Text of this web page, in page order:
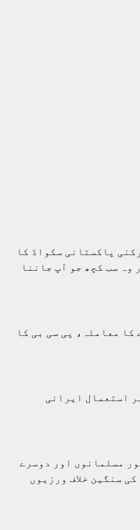
آئی سی سی ٹی 20 ورلڈ کپ: 15 رکنی پاکستانی سکواڈ کا
وہ سب کچھ جو آپ جاننا
کا معاملہ، پی سی بی کا
استعمال ایرانی
مسلمانوں اور دوسرے
سنگین خلاف ورزیوں